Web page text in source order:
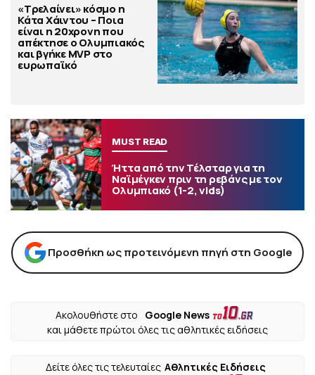
«Τρελαίνει» κόσμο η
Κάτα Χάιντου – Ποια
είναι η 20χρονη που
απέκτησε ο Ολυμπιακός
και βγήκε MVP στο
ευρωπαϊκό
MUST READ
Ήττα από την Τέλσταρ για τη
Ναϊμέγκεν πριν τη ρεβάνς με τον
Ολυμπιακό (1-2, vids)
Προσθήκη ως προτεινόμενη πηγή στη Google
Ακολουθήστε στο
Google News
και μάθετε πρώτοι όλες τις αθλητικές ειδήσεις
Δείτε όλες τις τελευταίες Αθλητικές Ειδήσεις